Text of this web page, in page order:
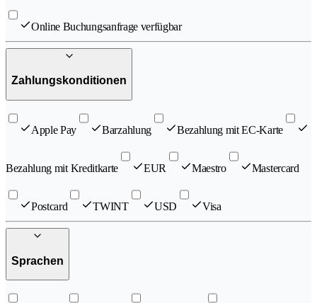
Online Buchungsanfrage verfügbar
Zahlungskonditionen
Apple Pay Barzahlung Bezahlung mit EC-Karte
Bezahlung mit Kreditkarte EUR Maestro Mastercard
Postcard TWINT USD Visa
Sprachen